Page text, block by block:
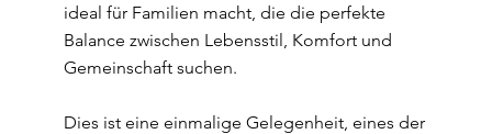
ideal für Familien macht, die die perfekte
Balance zwischen Lebensstil, Komfort und
Gemeinschaft suchen.
Dies ist eine einmalige Gelegenheit, eines der